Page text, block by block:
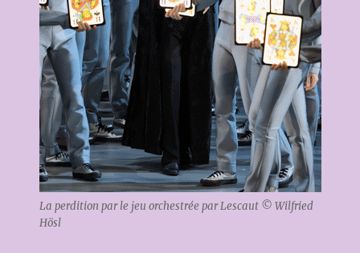
La perdition par le jeu orchestrée par Lescaut © Wilfried
Hösl